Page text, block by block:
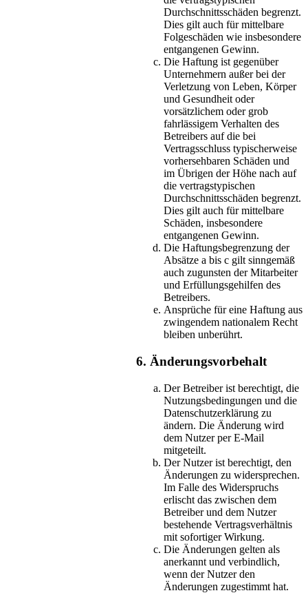
Durchschnittsschäden begrenzt.
Dies gilt auch für mittelbare
Folgeschäden wie insbesondere
entgangenen Gewinn.
Die Haftung ist gegenüber
Unternehmern außer bei der
Verletzung von Leben, Körper
und Gesundheit oder
vorsätzlichem oder grob
fahrlässigem Verhalten des
Betreibers auf die bei
Vertragsschluss typischerweise
vorhersehbaren Schäden und
im Übrigen der Höhe nach auf
die vertragstypischen
Durchschnittsschäden begrenzt.
Dies gilt auch für mittelbare
Schäden, insbesondere
entgangenen Gewinn.
Die Haftungsbegrenzung der
Absätze a bis c gilt sinngemäß
auch zugunsten der Mitarbeiter
und Erfüllungsgehilfen des
Betreibers.
Ansprüche für eine Haftung aus
zwingendem nationalem Recht
bleiben unberührt.
6. Änderungsvorbehalt
Der Betreiber ist berechtigt, die
Nutzungsbedingungen und die
Datenschutzerklärung zu
ändern. Die Änderung wird
dem Nutzer per E-Mail
mitgeteilt.
Der Nutzer ist berechtigt, den
Änderungen zu widersprechen.
Im Falle des Widerspruchs
erlischt das zwischen dem
Betreiber und dem Nutzer
bestehende Vertragsverhältnis
mit sofortiger Wirkung.
Die Änderungen gelten als
anerkannt und verbindlich,
wenn der Nutzer den
Änderungen zugestimmt hat.